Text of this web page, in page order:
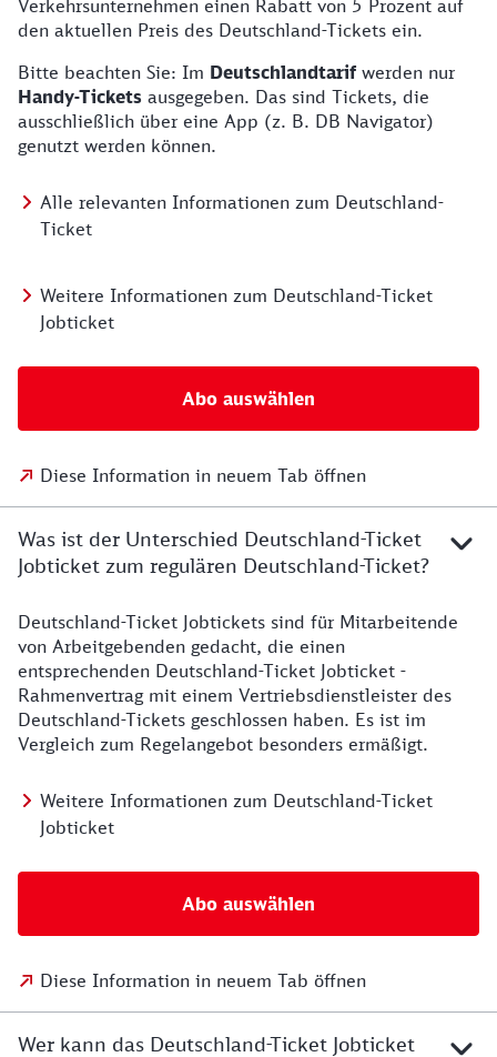
Verkehrsunternehmen einen Rabatt von 5 Prozent auf
den aktuellen Preis des Deutschland-Tickets ein.
Bitte beachten Sie: Im Deutschlandtarif werden nur
Handy-Tickets ausgegeben. Das sind Tickets, die
ausschließlich über eine App (z. B. DB Navigator)
genutzt werden können.
Alle relevanten Informationen zum Deutschland-
Ticket
Weitere Informationen zum Deutschland-Ticket
Jobticket
Abo auswählen
Diese Information in neuem Tab öffnen
Was ist der Unterschied Deutschland-Ticket
Jobticket zum regulären Deutschland-Ticket?
Deutschland-Ticket Jobtickets sind für Mitarbeitende
von Arbeitgebenden gedacht, die einen
entsprechenden Deutschland-Ticket Jobticket -
Rahmenvertrag mit einem Vertriebsdienstleister des
Deutschland-Tickets geschlossen haben. Es ist im
Vergleich zum Regelangebot besonders ermäßigt.
Weitere Informationen zum Deutschland-Ticket
Jobticket
Abo auswählen
Diese Information in neuem Tab öffnen
Wer kann das Deutschland-Ticket Jobticket